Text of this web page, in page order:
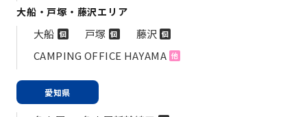
大船・戸塚・藤沢エリア
大船 個 戸塚 個 藤沢 個
CAMPING OFFICE HAYAMA 他
愛知県